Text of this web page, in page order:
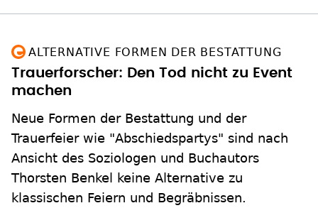
Trauerforscher: Den Tod nicht zu Event
machen
Neue Formen der Bestattung und der
Trauerfeier wie "Abschiedspartys" sind nach
Ansicht des Soziologen und Buchautors
Thorsten Benkel keine Alternative zu
klassischen Feiern und Begräbnissen.